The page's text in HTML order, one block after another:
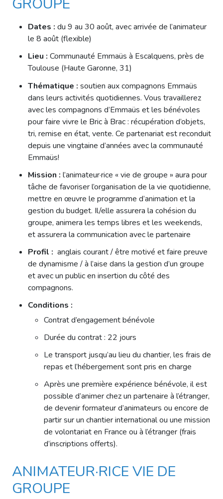
Dates : du 9 au 30 août, avec arrivée de l’animateur
le 8 août (flexible)
Lieu : Communauté Emmaüs à Escalquens, près de
Toulouse (Haute Garonne, 31)
Thématique : soutien aux compagnons Emmaüs
dans leurs activités quotidiennes. Vous travaillerez
avec les compagnons d’Emmaüs et les bénévoles
pour faire vivre le Bric à Brac : récupération d’objets,
tri, remise en état, vente. Ce partenariat est reconduit
depuis une vingtaine d’années avec la communauté
Emmaüs!
Mission : l’animateur·rice « vie de groupe » aura pour
tâche de favoriser l’organisation de la vie quotidienne,
mettre en œuvre le programme d’animation et la
gestion du budget. Il/elle assurera la cohésion du
groupe, animera les temps libres et les weekends,
et assurera la communication avec le partenaire
Profil : anglais courant / être motivé et faire preuve
de dynamisme / à l’aise dans la gestion d’un groupe
et avec un public en insertion du côté des
compagnons.
Conditions :
Contrat d’engagement bénévole
Durée du contrat : 22 jours
Le transport jusqu’au lieu du chantier, les frais de
repas et l’hébergement sont pris en charge
Après une première expérience bénévole, il est
possible d’animer chez un partenaire à l’étranger,
de devenir formateur d’animateurs ou encore de
partir sur un chantier international ou une mission
de volontariat en France ou à l’étranger (frais
d’inscriptions offerts).
ANIMATEUR·RICE VIE DE
GROUPE